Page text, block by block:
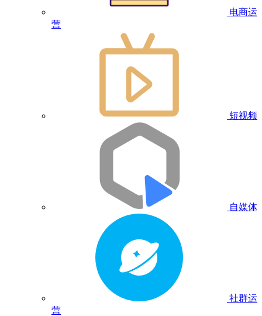
电商运
营
短视频
自媒体
社群运
营